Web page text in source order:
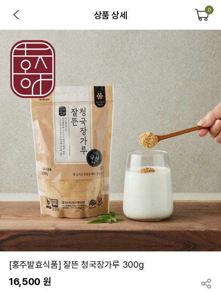
상품 상세 0
[홍주발효식품] 잘뜬 청국장가루 300g
16,500 원